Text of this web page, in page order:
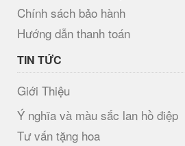
Chính sách bảo hành
Hướng dẫn thanh toán
TIN TỨC
Giới Thiệu
Ý nghĩa và màu sắc lan hồ điệp
Tư vấn tặng hoa